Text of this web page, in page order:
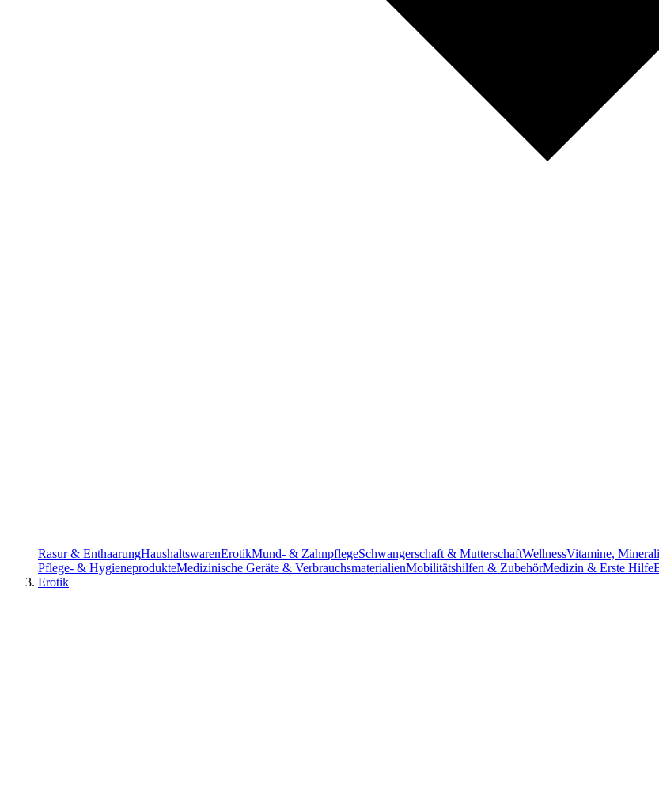
Rasur & EnthaarungHaushaltswarenErotikMund- & ZahnpflegeSchwangerschaft & MutterschaftWellnessVitamine,
Pflege- & HygieneprodukteMedizinische Geräte & VerbrauchsmaterialienMobilitätshilfen & ZubehörMedizin & Erste Hilfe
Erotik